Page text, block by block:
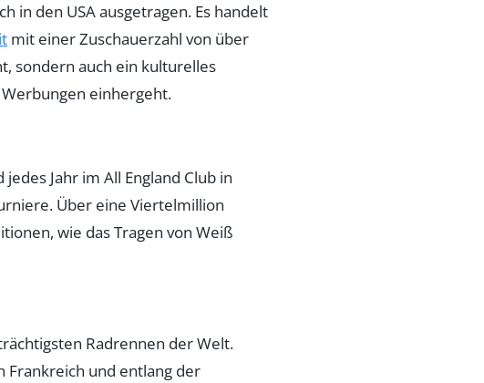
in den USA ausgetragen. Es handelt
mit einer Zuschauerzahl von über
sondern auch ein kulturelles
einhergeht.
Jahr im All England Club in
Über eine Viertelmillion
wie das Tragen von Weiß
Radrennen der Welt.
Frankreich und entlang der